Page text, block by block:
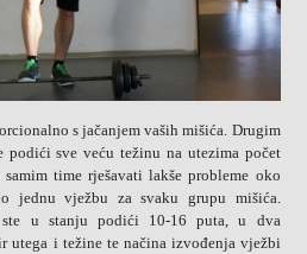
s jačanjem vaših mišića. Drugim
podići sve veću težinu na utezima počet
time rješavati lakše probleme oko
jednu vježbu za svaku grupu mišića.
u stanju podići 10-16 puta, u dva
utega i težine te načina izvođenja vježbi